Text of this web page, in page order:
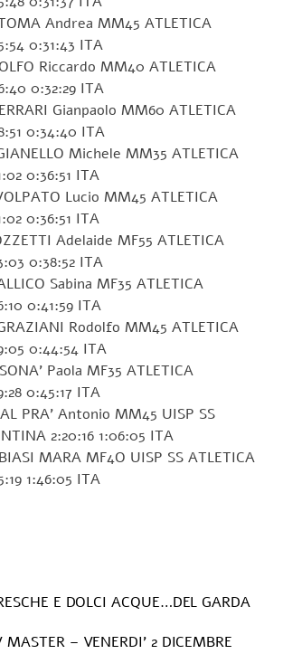
Andrea MM45 ATLETICA
0:31:43 ITA
Riccardo MM40 ATLETICA
0:32:29 ITA
Gianpaolo MM60 ATLETICA
0:34:40 ITA
Michele MM35 ATLETICA
0:36:51 ITA
Lucio MM45 ATLETICA
0:36:51 ITA
Adelaide MF55 ATLETICA
0:38:52 ITA
Sabina MF35 ATLETICA
0:41:59 ITA
Rodolfo MM45 ATLETICA
0:44:54 ITA
Paola MF35 ATLETICA
0:45:17 ITA
PRA’ Antonio MM45 UISP SS
2:20:16 1:06:05 ITA
MARA MF4O UISP SS ATLETICA
1:46:05 ITA
E DOLCI ACQUE…DEL GARDA
MASTER – VENERDI’ 2 DICEMBRE